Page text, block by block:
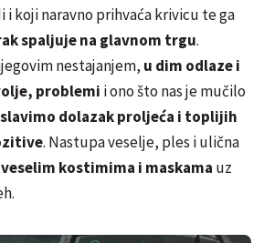
i koji naravno prihvaća krivicu te ga
spaljuje na glavnom trgu.
nestajanjem, u dim odlaze i
problemi i ono što nas je mučilo
slavimo dolazak proljeća i toplijih
. Nastupa veselje, ples i ulična
kostimima i maskama uz